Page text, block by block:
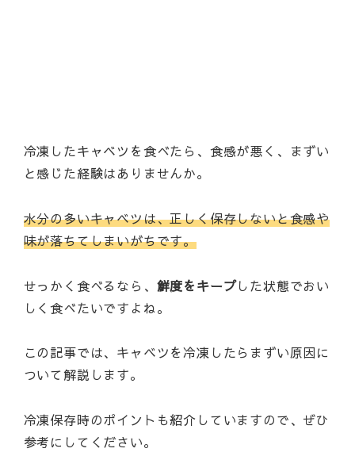
冷凍したキャベツを食べたら、食感が悪く、まずい
と感じた経験はありませんか。
水分の多いキャベツは、正しく保存しないと食感や
味が落ちてしまいがちです。
せっかく食べるなら、 鮮度をキープした状態でおい
しく食べたいですよね。
この記事では、キャベツを冷凍したらまずい原因に
ついて解説します。
冷凍保存時のポイントも紹介していますので、ぜひ
参考にしてください。